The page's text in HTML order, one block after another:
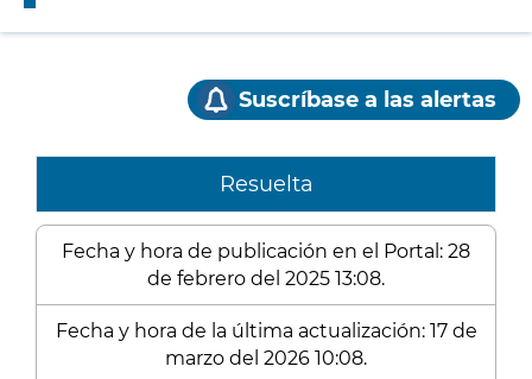
Suscríbase a las alertas
Resuelta
Fecha y hora de publicación en el Portal: 28
de febrero del 2025 13:08.
Fecha y hora de la última actualización: 17 de
marzo del 2026 10:08.